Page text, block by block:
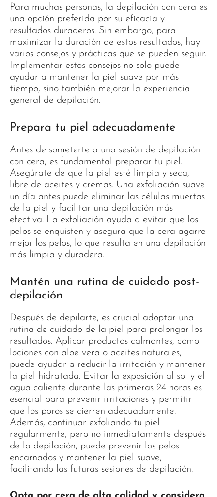
Para muchas personas, la depilación con cera es
una opción preferida por su eficacia y
resultados duraderos. Sin embargo, para
maximizar la duración de estos resultados, hay
varios consejos y prácticas que se pueden seguir.
Implementar estos consejos no solo puede
ayudar a mantener la piel suave por más
tiempo, sino también mejorar la experiencia
general de depilación.
Prepara tu piel adecuadamente
Antes de someterte a una sesión de depilación
con cera, es fundamental preparar tu piel.
Asegúrate de que la piel esté limpia y seca,
libre de aceites y cremas. Una exfoliación suave
un día antes puede eliminar las células muertas
de la piel y facilitar una depilación más
efectiva. La exfoliación ayuda a evitar que los
pelos se enquisten y asegura que la cera agarre
mejor los pelos, lo que resulta en una depilación
más limpia y duradera.
Mantén una rutina de cuidado post-
depilación
Después de depilarte, es crucial adoptar una
rutina de cuidado de la piel para prolongar los
resultados. Aplicar productos calmantes, como
lociones con aloe vera o aceites naturales,
puede ayudar a reducir la irritación y mantener
la piel hidratada. Evitar la exposición al sol y el
agua caliente durante las primeras 24 horas es
esencial para prevenir irritaciones y permitir
que los poros se cierren adecuadamente.
Además, continuar exfoliando tu piel
regularmente, pero no inmediatamente después
de la depilación, puede prevenir los pelos
encarnados y mantener la piel suave,
facilitando las futuras sesiones de depilación.